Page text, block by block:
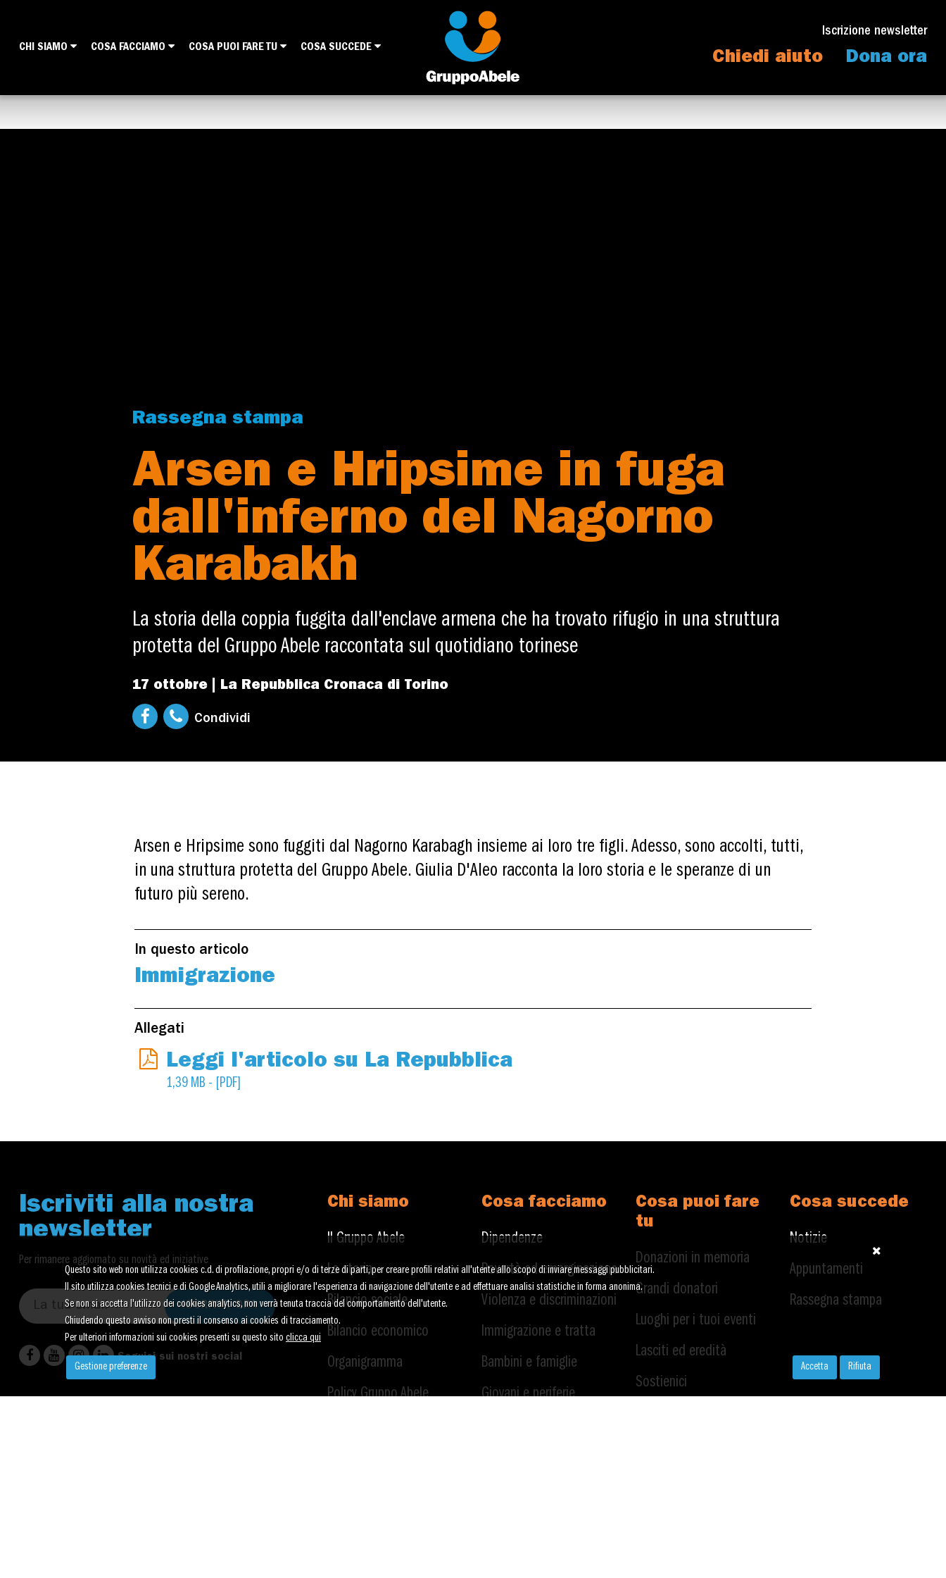
CHI SIAMO COSA FACCIAMO COSA PUOI FARE TU COSA SUCCEDE
Iscrizione newsletter
Chiedi aiuto Dona ora
Rassegna stampa
Arsen e Hripsime in fuga
dall'inferno del Nagorno
Karabakh
La storia della coppia fuggita dall'enclave armena che ha trovato rifugio in una struttura
protetta del Gruppo Abele raccontata sul quotidiano torinese
17 ottobre | La Repubblica Cronaca di Torino
Condividi
Arsen e Hripsime sono fuggiti dal Nagorno Karabagh insieme ai loro tre figli. Adesso, sono accolti, tutti,
in una struttura protetta del Gruppo Abele. Giulia D'Aleo racconta la loro storia e le speranze di un
futuro più sereno.
In questo articolo
Immigrazione
Allegati
Leggi l'articolo su La Repubblica
1,39 MB - [PDF]
Iscriviti alla nostra
newsletter
Per rimanere aggiornato su novità ed iniziative
ISCRIVITI ORA
Seguici sui nostri social
Chi siamo
Il Gruppo Abele
La storia
Bilancio sociale
Bilancio economico
Organigramma
Policy Gruppo Abele
Cosa facciamo
Dipendenze
Povertà ed emarginazione
Violenza e discriminazioni
Immigrazione e tratta
Bambini e famiglie
Giovani e periferie
Cosa puoi fare
tu
Donazioni in memoria
Grandi donatori
Luoghi per i tuoi eventi
Lasciti ed eredità
Sostienici
Cosa succede
Notizie
Appuntamenti
Rassegna stampa
Questo sito web non utilizza cookies c.d. di profilazione, propri e/o di terze di parti, per creare profili relativi all'utente allo scopo di inviare messaggi pubblicitari.
Il sito utilizza cookies tecnici e di Google Analytics, utili a migliorare l'esperienza di navigazione dell'utente e ad effettuare analisi statistiche in forma anonima.
Se non si accetta l'utilizzo dei cookies analytics, non verrà tenuta traccia del comportamento dell'utente.
Chiudendo questo avviso non presti il consenso ai cookies di tracciamento.
Per ulteriori informazioni sui cookies presenti su questo sito clicca qui
Gestione preferenze Rifiuta
Accetta